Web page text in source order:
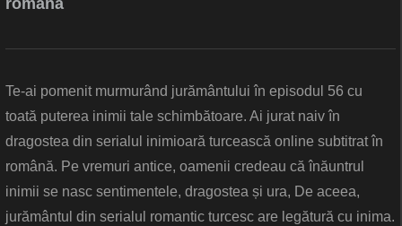
romana
Te-ai pomenit murmurând jurământului în episodul 56 cu
toată puterea inimii tale schimbătoare. Ai jurat naiv în
dragostea din serialul inimioară turcească online subtitrat în
română. Pe vremuri antice, oamenii credeau că înăuntrul
inimii se nasc sentimentele, dragostea și ura, De aceea,
jurământul din serialul romantic turcesc are legătură cu inima.